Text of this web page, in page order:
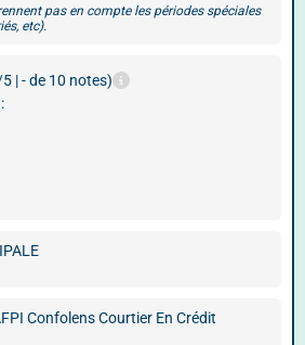
pas en compte les périodes spéciales
etc).
| - de 10 notes)
Confolens Courtier En Crédit